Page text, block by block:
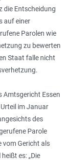
die Entscheidung
auf einer
Parolen wie
zu bewerten
Staat falle nicht
Amtsgericht Essen
im Januar
des
Paro­le
vom Gericht als
es: „Die